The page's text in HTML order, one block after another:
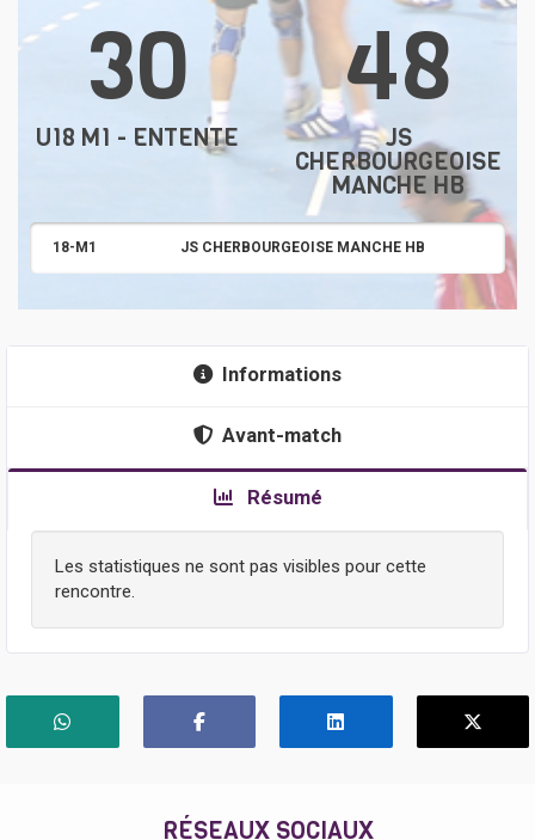
30 48
U18 M1 - ENTENTE JS
CHERBOURGEOISE
MANCHE HB
18-M1 JS CHERBOURGEOISE MANCHE HB
Informations
Avant-match
Résumé
Les statistiques ne sont pas visibles pour cette
rencontre.
RÉSEAUX SOCIAUX